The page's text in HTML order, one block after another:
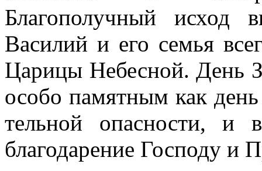
Благополучный исход
Василий и его семья
Царицы Небесной. День
особо памятным как
тельной опасности, и
благодарение Господу и